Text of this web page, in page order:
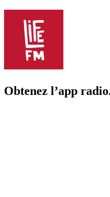
Obtenez l’app